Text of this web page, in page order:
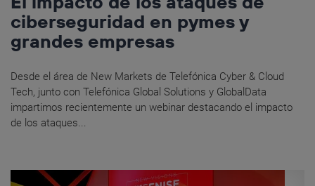
ciberseguridad en pymes y
grandes empresas
Desde el área de New Markets de Telefónica Cyber ​​& Cloud
Tech, junto con Telefónica Global Solutions y GlobalData
impartimos recientemente un webinar destacando el impacto
de los ataques...